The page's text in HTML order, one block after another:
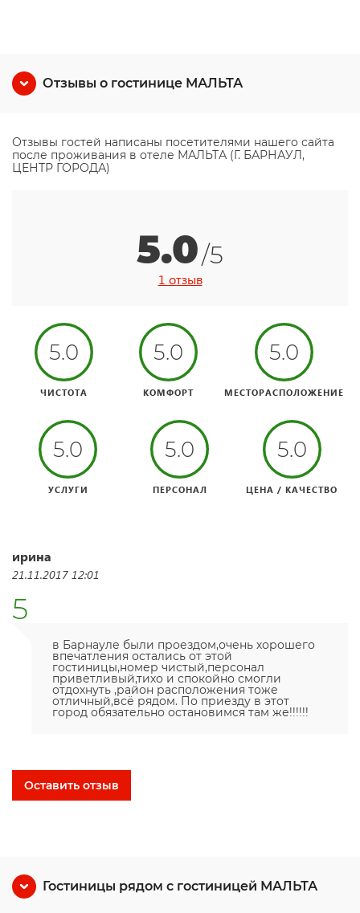
Отзывы о гостинице МАЛЬТА
Отзывы гостей написаны посетителями нашего сайта
после проживания в отеле МАЛЬТА (Г. БАРНАУЛ,
ЦЕНТР ГОРОДА)
5.0/5
1 отзыв
5.0
ЧИСТОТА
5.0
КОМФОРТ
5.0
МЕСТОРАСПОЛОЖЕНИЕ
5.0
УСЛУГИ
5.0
ПЕРСОНАЛ
5.0
ЦЕНА / КАЧЕСТВО
ирина
21.11.2017 12:01
5
в Барнауле были проездом,очень хорошего
впечатления остались от этой
гостиницы,номер чистый,персонал
приветливый,тихо и спокойно смогли
отдохнуть ,район расположения тоже
отличный,всё рядом. По приезду в этот
город обязательно остановимся там же!!!!!!
Оставить отзыв
Гостиницы рядом с гостиницей МАЛЬТА